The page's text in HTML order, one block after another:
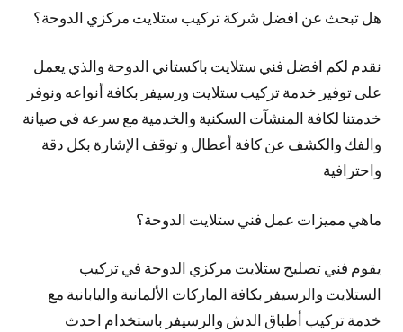
هل تبحث عن افضل شركة تركيب ستلايت مركزي الدوحة؟
نقدم لكم افضل فني ستلايت باكستاني الدوحة والذي يعمل
على توفير خدمة تركيب ستلايت ورسيفر بكافة أنواعه ونوفر
خدمتنا لكافة المنشآت السكنية والخدمية مع سرعة في صيانة
والفك والكشف عن كافة أعطال و توقف الإشارة بكل دقة
واحترافية
ماهي مميزات عمل فني ستلايت الدوحة؟
يقوم فني تصليح ستلايت مركزي الدوحة في تركيب
الستلايت والرسيفر بكافة الماركات الألمانية واليابانية مع
خدمة تركيب أطباق الدش والرسيفر باستخدام احدث